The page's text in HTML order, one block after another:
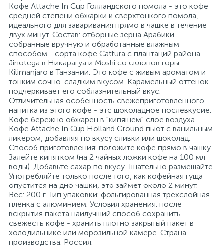
Кофе Attache In Cup Голландского помола - это кофе
средней степени обжарки и сверхтонкого помола,
идеального для заваривания прямо в чашке в течение
двух минут. Состав: отборные зерна Арабики
собранные вручную и обработанные влажным
способом - сорта кофе Cattura с плантаций района
Jinotega в Никарагуа и Moshi со склонов горы
Kilimanjaro в Танзании. Это кофе с живым ароматом и
тонким сочно-сладким вкусом. Карамельный оттенок
подчеркивает его соблазнительный вкус.
Отличительная особенность свежеприготовленного
напитка из этого кофе - это шоколадное послевкусие.
Кофе бережно обжарен в "кипящем" слое воздуха.
Кофе Attache In Cup Holland Ground пьют с ванильным
ликером, добавляя по вкусу сливки или шоколад.
Способ приготовления: положите кофе прямо в чашку.
Залейте кипятком (на 2 чайных ложки кофе на 100 мл
воды). Добавьте сахар по вкусу. Тщательно размешайте.
Употребляйте только после того, как кофейная гуща
опустится на дно чашки, это займет около 2 минут.
Вес: 200 г. Тип упаковки: фольгированная трехслойная
пленка с алюминием. Условия хранения: после
вскрытия пакета наилучший способ сохранить
свежесть кофе - хранить плотно закрытый пакет в
холодильнике или морозильной камере. Страна
производства: Россия.
Самоклеящиеся этикетки универсальные
нестандартных размеров
Средства для удаления этикеток
Контактные среды для исследований
Марля
Маски одноразовые
73
Медицинская вата и салфетки
Медицинский инструментарий
3
Медицинское белье и покрытия
Медицинское оборудование
Кресла и пуфы
Кресла с ортопедическими свойствами
Кровати и изголовья
Кэшбоксы
Матрасы
Мебель для дошкольных учреждений
Мебель для столовых
Штемпельная продукция
Трикотаж
Фартуки
Халаты